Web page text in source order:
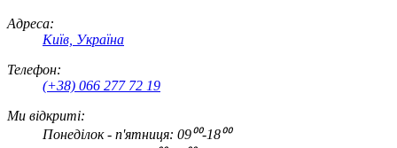
Адреса:
Київ, Україна
Телефон:
(+38) 066 277 72 19
Ми відкриті:
Понеділок - п'ятниця: 09⁰⁰-18⁰⁰